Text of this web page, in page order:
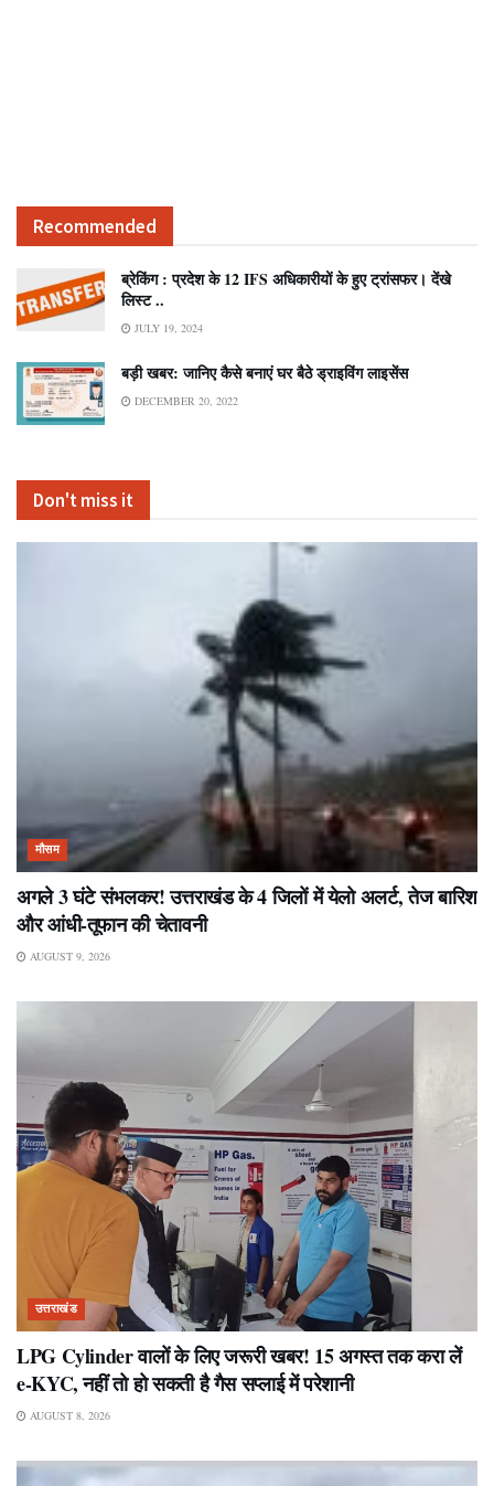
Recommended
ब्रेकिंग : प्रदेश के 12 IFS अधिकारीयों के हुए ट्रांसफर। देंखे
लिस्ट ..
JULY 19, 2024
बड़ी खबर: जानिए कैसे बनाएं घर बैठे ड्राइविंग लाइसेंस
DECEMBER 20, 2022
Don't miss it
मौसम
अगले 3 घंटे संभलकर! उत्तराखंड के 4 जिलों में येलो अलर्ट, तेज बारिश
और आंधी-तूफान की चेतावनी
AUGUST 9, 2026
उत्तराखंड
LPG Cylinder वालों के लिए जरूरी खबर! 15 अगस्त तक करा लें
e-KYC, नहीं तो हो सकती है गैस सप्लाई में परेशानी
AUGUST 8, 2026